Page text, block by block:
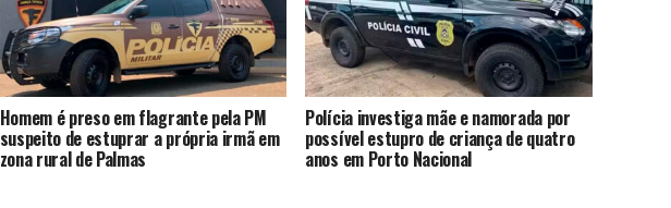
Homem é preso em flagrante pela PM
suspeito de estuprar a própria irmã em
zona rural de Palmas
Polícia investiga mãe e namorada por
possível estupro de criança de quatro
anos em Porto Nacional